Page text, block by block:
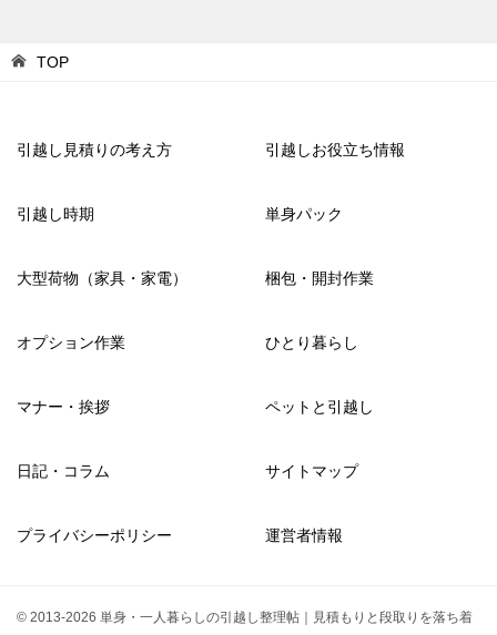
TOP
引越し見積りの考え方 引越しお役立ち情報
引越し時期 単身パック
大型荷物（家具・家電） 梱包・開封作業
オプション作業 ひとり暮らし
マナー・挨拶 ペットと引越し
日記・コラム サイトマップ
プライバシーポリシー 運営者情報
© 2013-2026 単身・一人暮らしの引越し整理帖｜見積もりと段取りを落ち着